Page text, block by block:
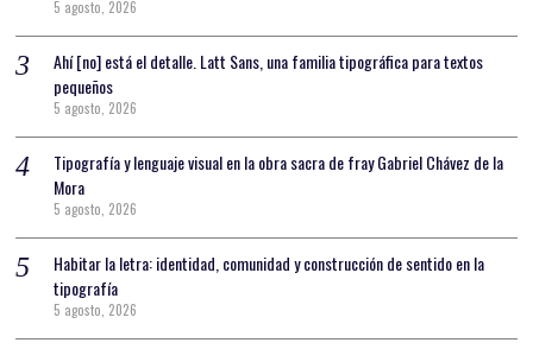
5 agosto, 2026
Ahí [no] está el detalle. Latt Sans, una familia tipográfica para textos
pequeños
5 agosto, 2026
Tipografía y lenguaje visual en la obra sacra de fray Gabriel Chávez de la
Mora
5 agosto, 2026
Habitar la letra: identidad, comunidad y construcción de sentido en la
tipografía
5 agosto, 2026